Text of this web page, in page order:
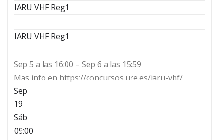
IARU VHF Reg1
IARU VHF Reg1
Sep 5 a las 16:00 – Sep 6 a las 15:59
Mas info en https://concursos.ure.es/iaru-vhf/
Sep
19
Sáb
09:00